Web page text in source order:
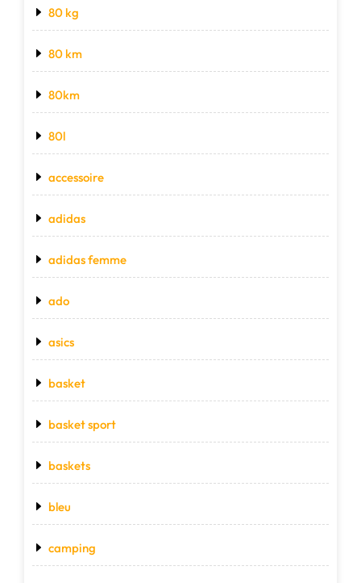
80 kg
80 km
80km
80l
accessoire
adidas
adidas femme
ado
asics
basket
basket sport
baskets
bleu
camping